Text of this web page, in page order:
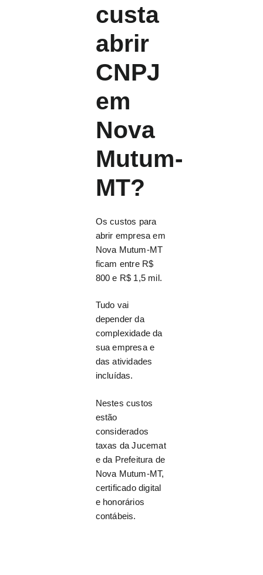
custa
abrir
CNPJ
em
Nova
Mutum-
MT?
Os custos para
abrir empresa em
Nova Mutum-MT
ficam entre R$
800 e R$ 1,5 mil.
Tudo vai
depender da
complexidade da
sua empresa e
das atividades
incluídas.
Nestes custos
estão
considerados
taxas da Jucemat
e da Prefeitura de
Nova Mutum-MT,
certificado digital
e honorários
contábeis.